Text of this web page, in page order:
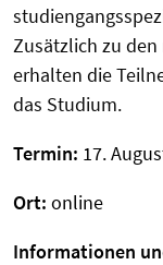
Zusätzlich zu
erhalten die
das Studium.
Termin: 17.
Ort: online
Informationen